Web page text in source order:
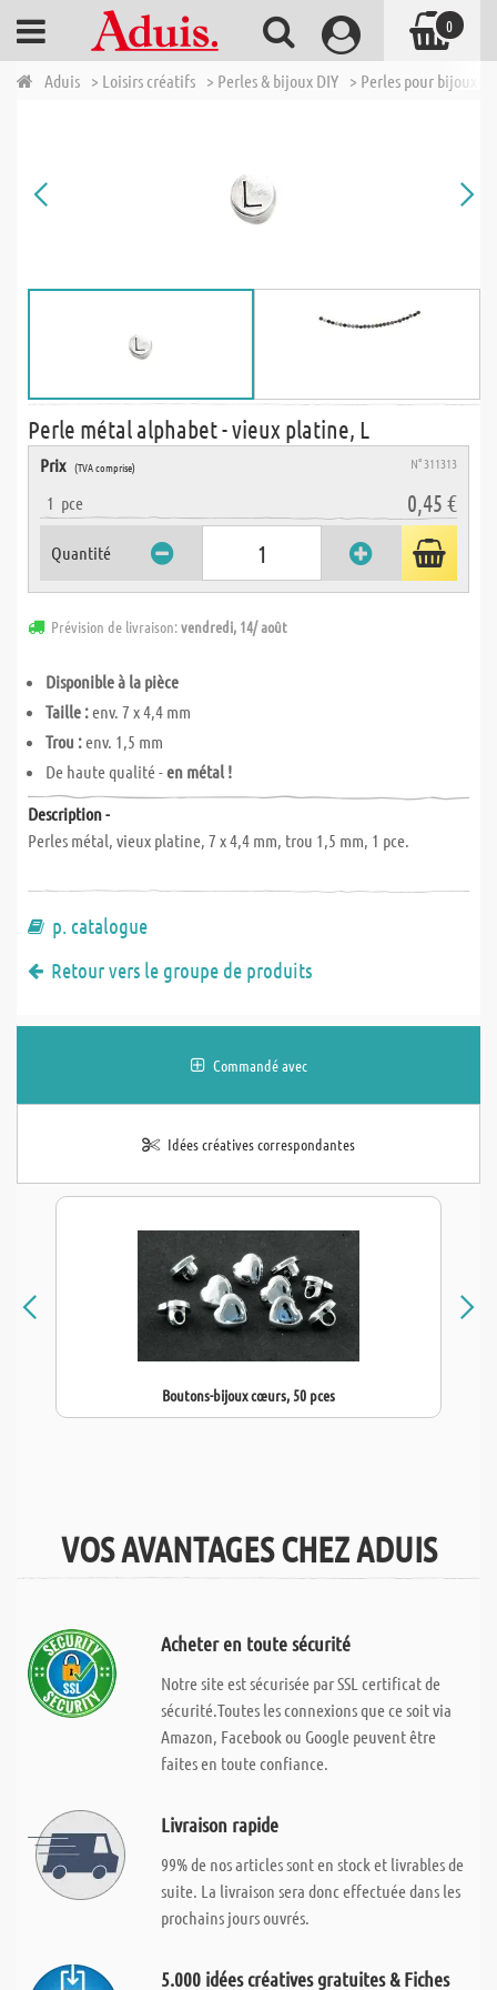
Aduis > Loisirs créatifs > Perles & bijoux DIY > Perles pour bijoux
Perle métal alphabet - vieux platine, L
Prix (TVA comprise) N° 311313
1 pce 0,45 €
Quantité
Prévision de livraison:vendredi, 14/ août
Disponible à la pièce
Taille :env. 7 x 4,4 mm
Trou :env. 1,5 mm
De haute qualité -en métal !
Description -
Perles métal, vieux platine, 7 x 4,4 mm, trou 1,5 mm, 1 pce.
p. catalogue
Retour vers le groupe de produits
Commandé avec
Idées créatives correspondantes
Boutons-bijoux cœurs, 50 pces
VOS AVANTAGES CHEZ ADUIS
Acheter en toute sécurité
Notre site est sécurisée par SSL certificat de
sécurité.Toutes les connexions que ce soit via
Amazon, Facebook ou Google peuvent être
faites en toute confiance.
Livraison rapide
99% de nos articles sont en stock et livrables de
suite. La livraison sera donc effectuée dans les
prochains jours ouvrés.
5.000 idées créatives gratuites & Fiches
0